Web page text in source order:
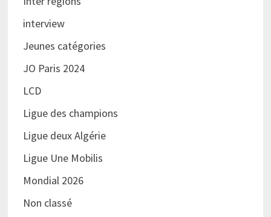
interview
Jeunes catégories
JO Paris 2024
LCD
Ligue des champions
Ligue deux Algérie
Ligue Une Mobilis
Mondial 2026
Non classé